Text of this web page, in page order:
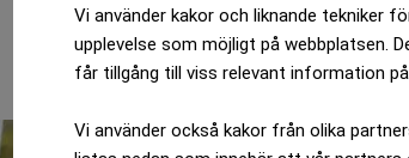
Vi använder kakor och liknande tekniker
upplevelse som möjligt på webbplatsen.
får tillgång till viss relevant information
Vi använder också kakor från olika